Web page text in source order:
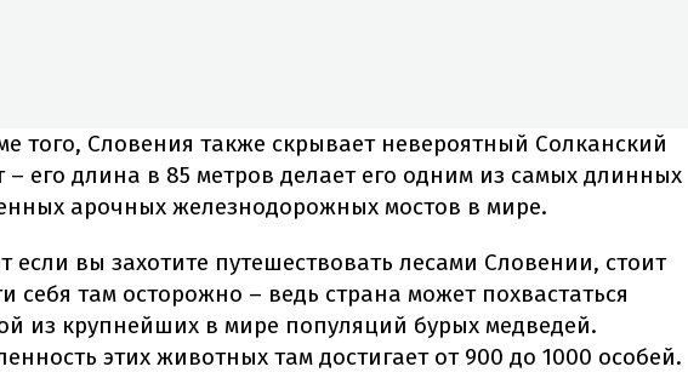
того, Словения также скрывает невероятный Солканский
– его длина в 85 метров делает его одним из самых длинных
арочных железнодорожных мостов в мире.
если вы захотите путешествовать лесами Словении, стоит
себя там осторожно – ведь страна может похвастаться
из крупнейших в мире популяций бурых медведей.
этих животных там достигает от 900 до 1000 особей.